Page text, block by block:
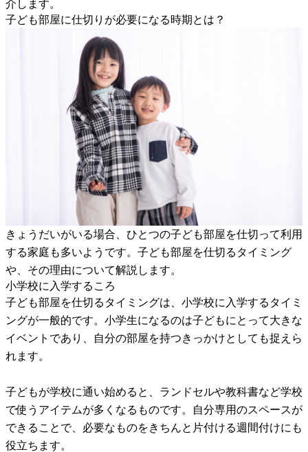
介します。
子ども部屋に仕切りが必要になる時期とは？
きょうだいがいる場合、ひとつの子ども部屋を仕切って利用
する家庭も多いようです。子ども部屋を仕切るタイミング
や、その理由について解説します。
小学校に入学するころ
子ども部屋を仕切るタイミングは、小学校に入学するタイミ
ングが一般的です。小学生になるのは子どもにとって大きな
イベントであり、自分の部屋を持つきっかけとしても捉えら
れます。
子どもが学校に通い始めると、ランドセルや教科書など学校
で使うアイテムが多くなるものです。自分専用のスペースが
できることで、必要なものをきちんと片付ける週間付けにも
役立ちます。